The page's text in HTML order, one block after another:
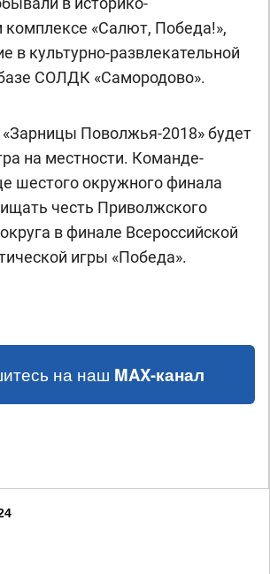
«Салют, Победа!»,
в культурно-развлекательной
СОЛДК «Самородово».
Поволжья-2018» будет
на местности. Команде-
шестого окружного финала
честь Приволжского
в финале Всероссийской
игры «Победа».
на наш MAX-канал